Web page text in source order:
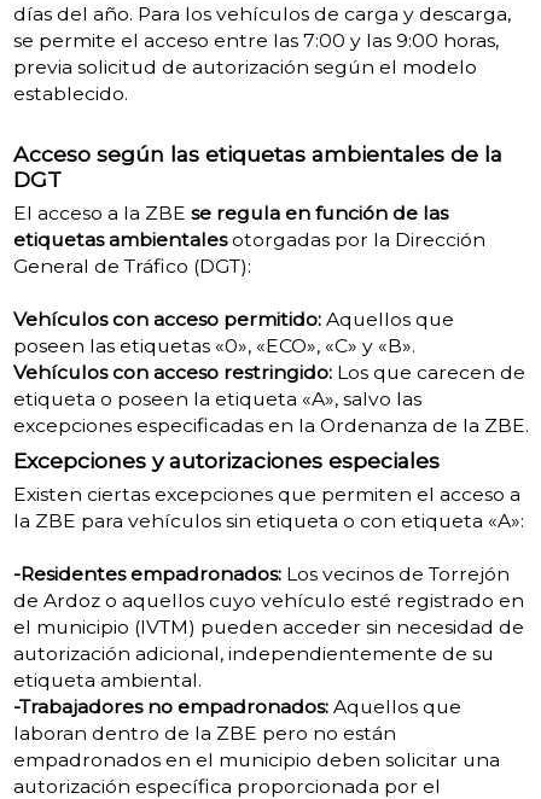
días del año. Para los vehículos de carga y descarga,
se permite el acceso entre las 7:00 y las 9:00 horas,
previa solicitud de autorización según el modelo
establecido.
Acceso según las etiquetas ambientales de la
DGT
El acceso a la ZBE se regula en función de las
etiquetas ambientalesotorgadas por la Dirección
General de Tráfico (DGT):
Vehículos con acceso permitido: Aquellos que
poseen las etiquetas «0», «ECO», «C» y «B».
Vehículos con acceso restringido: Los que carecen de
etiqueta o poseen la etiqueta «A», salvo las
excepciones especificadas en la Ordenanza de la ZBE.
Excepciones y autorizaciones especiales
Existen ciertas excepciones que permiten el acceso a
la ZBE para vehículos sin etiqueta o con etiqueta «A»:
-Residentes empadronados: Los vecinos de Torrejón
de Ardoz o aquellos cuyo vehículo esté registrado en
el municipio (IVTM) pueden acceder sin necesidad de
autorización adicional, independientemente de su
etiqueta ambiental.
-Trabajadores no empadronados: Aquellos que
laboran dentro de la ZBE pero no están
empadronados en el municipio deben solicitar una
autorización específica proporcionada por el